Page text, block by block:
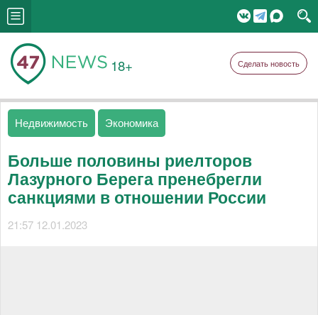
18+ Сделать новость
Недвижимость Экономика
Больше половины риелторов
Лазурного Берега пренебрегли
санкциями в отношении России
21:57 12.01.2023